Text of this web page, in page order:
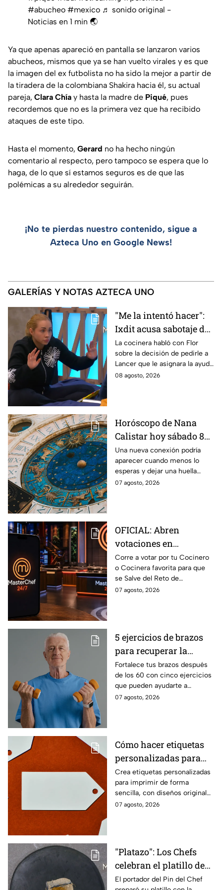
#abucheo #mexico ♬ sonido original -
Noticias en 1 min 🌏
Ya que apenas apareció en pantalla se lanzaron varios
abucheos, mismos que ya se han vuelto virales y es que
la imagen del ex futbolista no ha sido la mejor a partir de
la tiradera de la colombiana Shakira hacia él, su actual
pareja, Clara Chía y hasta la madre de Piqué, pues
recordemos que no es la primera vez que ha recibido
ataques de este tipo.
Hasta el momento, Gerard no ha hecho ningún
comentario al respecto, pero tampoco se espera que lo
haga, de lo que sí estamos seguros es de que las
polémicas a su alrededor seguirán.
¡No te pierdas nuestro contenido, sigue a
Azteca Uno en Google News!
GALERÍAS Y NOTAS AZTECA UNO
"Me la intentó hacer":
Ixdit acusa sabotaje de
Ramahá en la pasada
gala de salvación de
MasterChef 24/7
La cocinera habló con Flor
sobre la decisión de pedirle a
Lancer que le asignara la ayuda
de Ramahá y no la de Daniela
08 agosto, 2026
Horóscopo de Nana
Calistar hoy sábado 8
de agosto del 2026 para
cada signo; una
conexión inesperada
podría transformar tus
Una nueva conexión podría
aparecer cuando menos lo
esperas y dejar una huella
importante.
07 agosto, 2026
OFICIAL: Abren
votaciones en
MasterChef 24/7 para
que salves a un
Cocinero del Reto de
Eliminación de este
Corre a votar por tu Cocinero
o Cocinera favorita para que
se Salve del Reto de
Eliminación de MasterChef
07 agosto, 2026
5 ejercicios de brazos
para recuperar la
fuerza después de los
60
Fortalece tus brazos después
de los 60 con cinco ejercicios
que pueden ayudarte a
recuperar fuerza, movilidad y
07 agosto, 2026
Cómo hacer etiquetas
personalizadas para
imprimir
Crea etiquetas personalizadas
para imprimir de forma
sencilla, con diseños originales
y detalles adaptados a tus
07 agosto, 2026
"Platazo": Los Chefs
celebran el platillo de
Lancer en la gala de
El portador del Pin del Chef